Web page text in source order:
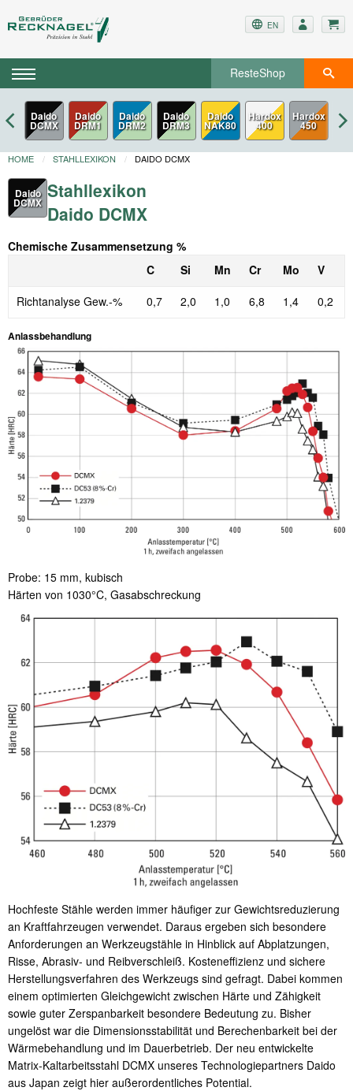
EN
ResteShop
Daido
DCMX
Daido
DRM1
Daido
DRM2
Daido
DRM3
Daido
NAK80
Hardox
400
Hardox
450
HOME STAHLLEXIKON DAIDO DCMX
Daido
DCMX
Stahllexikon
Daido DCMX
Chemische Zusammensetzung %
C
Si Mn Cr Mo
V
Richtanalyse Gew.-%
0,7 2,0 1,0 6,8 1,4 0,2
Anlassbehandlung
Probe: 15 mm, kubisch
Härten von 1030°C, Gasabschreckung
Hochfeste Stähle werden immer häufiger zur Gewichtsreduzierung
an Kraftfahrzeugen verwendet. Daraus ergeben sich besondere
Anforderungen an Werkzeugstähle in Hinblick auf Abplatzungen,
Risse, Abrasiv- und Reibverschleiß. Kosteneffizienz und sichere
Herstellungsverfahren des Werkzeugs sind gefragt. Dabei kommen
einem optimierten Gleichgewicht zwischen Härte und Zähigkeit
sowie guter Zerspanbarkeit besondere Bedeutung zu. Bisher
ungelöst war die Dimensionsstabilität und Berechenbarkeit bei der
Wärmebehandlung und im Dauerbetrieb. Der neu entwickelte
Matrix-Kaltarbeitsstahl DCMX unseres Technologiepartners Daido
aus Japan zeigt hier außerordentliches Potential.